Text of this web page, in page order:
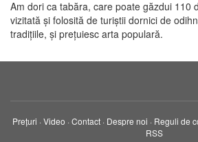
Am dori ca tabăra, care poate găzdui 110
vizitată şi folosită de turiştii dornici de
tradiţiile, şi preţuiesc arta populară.
Prețuri ·Video ·Contact· Despre noi · Reguli de
RSS